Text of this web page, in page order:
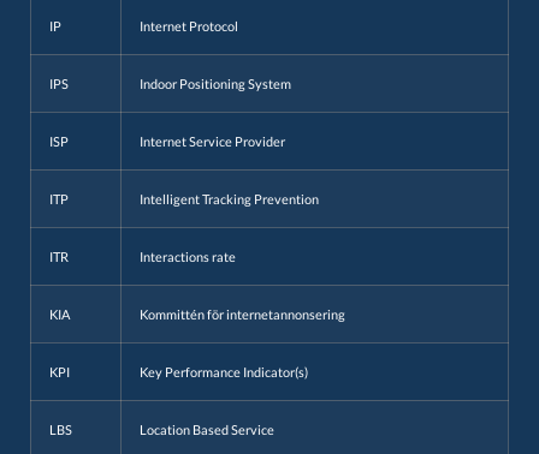
IP Internet Protocol
IPS Indoor Positioning System
ISP Internet Service Provider
ITP Intelligent Tracking Prevention
ITR Interactions rate
KIA Kommittén för internetannonsering
KPI Key Performance Indicator(s)
LBS Location Based Service